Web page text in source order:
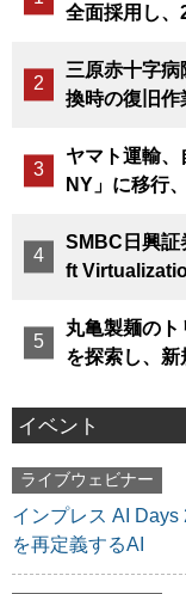
全面採用し、
三原赤十字
換時の復旧作
ヤマト運輸
NY」に移行
SMBC日興証
ft
丸亀製麺の
を探索し、新
イベント
ライブウェビナー
インプレス AI
を再定義するAI